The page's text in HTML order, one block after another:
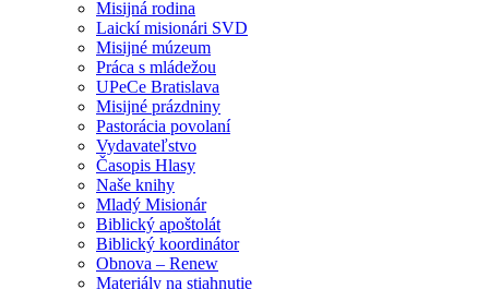
Misijná rodina
Laickí misionári SVD
Misijné múzeum
Práca s mládežou
UPeCe Bratislava
Misijné prázdniny
Pastorácia povolaní
Vydavateľstvo
Časopis Hlasy
Naše knihy
Mladý Misionár
Biblický apoštolát
Biblický koordinátor
Obnova – Renew
Materiály na stiahnutie